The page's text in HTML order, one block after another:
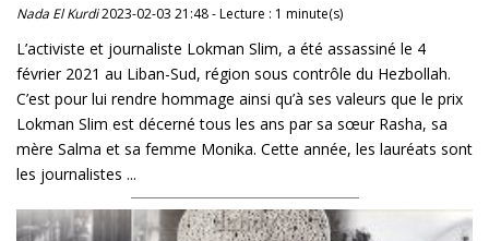
Nada El Kurdi2023-02-03 21:48 - Lecture : 1 minute(s)
L’activiste et journaliste Lokman Slim, a été assassiné le 4
février 2021 au Liban-Sud, région sous contrôle du Hezbollah.
C’est pour lui rendre hommage ainsi qu’à ses valeurs que le prix
Lokman Slim est décerné tous les ans par sa sœur Rasha, sa
mère Salma et sa femme Monika. Cette année, les lauréats sont
les journalistes ...